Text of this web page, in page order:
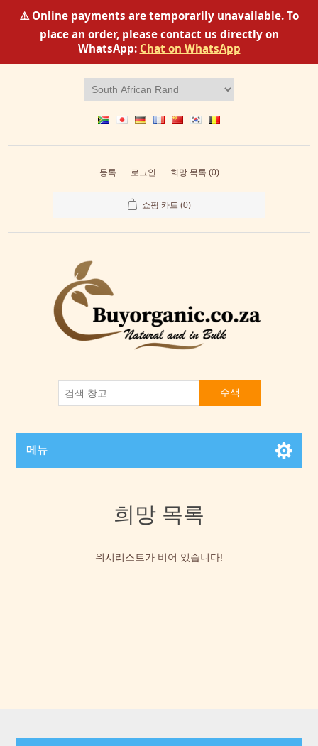
⚠️ Online payments are temporarily unavailable. To
place an order, please contact us directly on
WhatsApp: Chat on WhatsApp
등록 로그인 희망 목록 (0)
쇼핑 카트 (0)
수색
메뉴
희망 목록
위시리스트가 비어 있습니다!